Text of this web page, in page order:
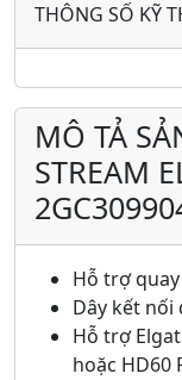
THÔNG SỐ KỸ
MÔ TẢ
STREAM
Hỗ trợ
Dây kết nối
Hỗ trợ
hoặc HD60